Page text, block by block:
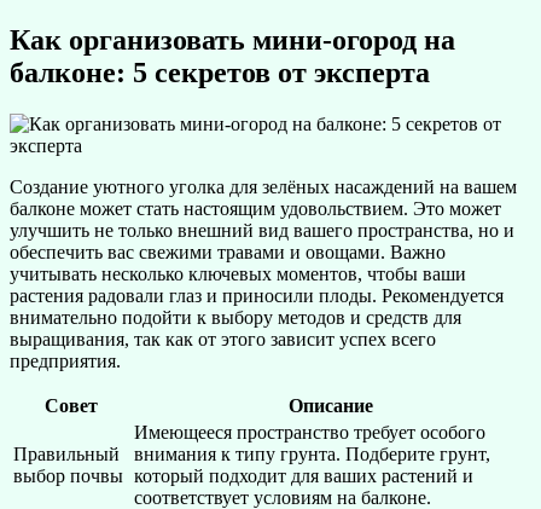
Как организовать мини-огород на
балконе: 5 секретов от эксперта
Создание уютного уголка для зелёных насаждений на вашем
балконе может стать настоящим удовольствием. Это может
улучшить не только внешний вид вашего пространства, но и
обеспечить вас свежими травами и овощами. Важно
учитывать несколько ключевых моментов, чтобы ваши
растения радовали глаз и приносили плоды. Рекомендуется
внимательно подойти к выбору методов и средств для
выращивания, так как от этого зависит успех всего
предприятия.
Совет Описание
Правильный
выбор почвы
Имеющееся пространство требует особого
внимания к типу грунта. Подберите грунт,
который подходит для ваших растений и
соответствует условиям на балконе.